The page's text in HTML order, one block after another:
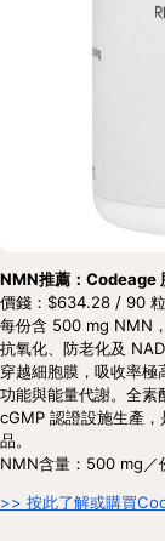
NMN推薦：Codeage
價錢：$634.28 / 90 粒
每份含 500 mg NMN
抗氧化、防老化及
穿越細胞膜，吸收率
功能與能量代謝。全素
cGMP 認證設施生產
品。
NMN含量：500 mg／
>> 按此了解或購買